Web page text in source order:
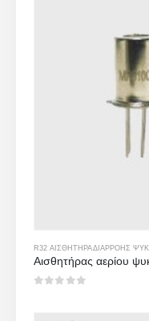
R32 ΑΙΣΘΗΤΉΡΑ ΔΙΑΡΡΟΉΣ